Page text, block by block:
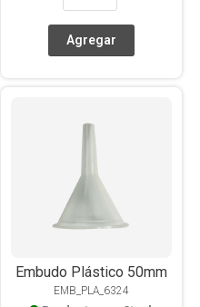
Embudo Plástico 50mm
EMB_PLA_6324